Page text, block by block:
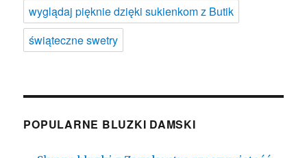
wyglądaj pięknie dzięki sukienkom z Butik
świąteczne swetry
POPULARNE BLUZKI DAMSKI